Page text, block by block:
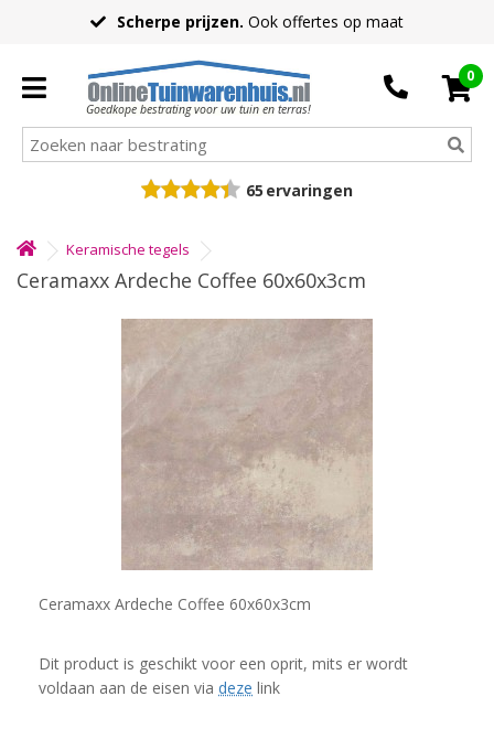
Scherpe prijzen. Ook offertes op maat
Goedkope bestrating voor uw tuin en terras!
0
65 ervaringen
Keramische tegels
Ceramaxx Ardeche Coffee 60x60x3cm
Ceramaxx Ardeche Coffee 60x60x3cm
Dit product is geschikt voor een oprit, mits er wordt
voldaan aan de eisen via deze link